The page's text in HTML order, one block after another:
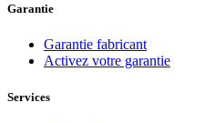
Garantie
Garantie fabricant
Activez votre garantie
Services